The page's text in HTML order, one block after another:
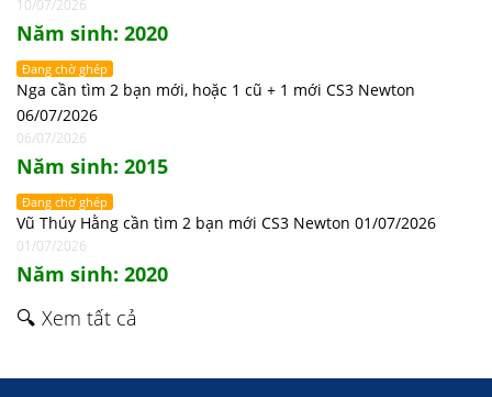
10/07/2026
Năm sinh: 2020
Đang chờ ghép
Nga cần tìm 2 bạn mới, hoặc 1 cũ + 1 mới CS3 Newton
06/07/2026
06/07/2026
Năm sinh: 2015
Đang chờ ghép
Vũ Thúy Hằng cần tìm 2 bạn mới CS3 Newton 01/07/2026
01/07/2026
Năm sinh: 2020
🔍 Xem tất cả